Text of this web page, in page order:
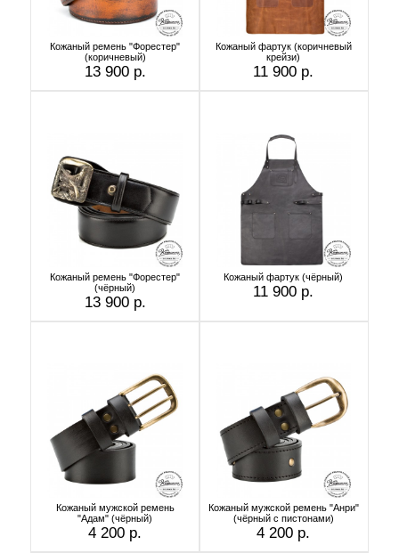
Кожаный ремень "Форестер"
(коричневый)
13 900 р.
Кожаный фартук (коричневый
крейзи)
11 900 р.
Кожаный ремень "Форестер"
(чёрный)
13 900 р.
Кожаный фартук (чёрный)
11 900 р.
Кожаный мужской ремень
"Адам" (чёрный)
4 200 р.
Кожаный мужской ремень "Анри"
(чёрный с пистонами)
4 200 р.